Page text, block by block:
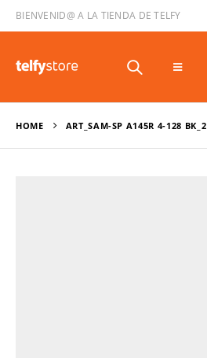
BIENVENID@ A LA TIENDA DE TELFY
HOME ART_SAM-SP A145R 4-128 BK_2